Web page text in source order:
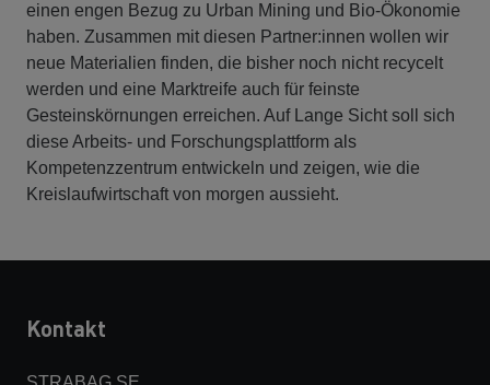
einen engen Bezug zu Urban Mining und Bio-Ökonomie
haben. Zusammen mit diesen Partner:innen wollen wir
neue Materialien finden, die bisher noch nicht recycelt
werden und eine Marktreife auch für feinste
Gesteinskörnungen erreichen. Auf Lange Sicht soll sich
diese Arbeits- und Forschungsplattform als
Kompetenzzentrum entwickeln und zeigen, wie die
Kreislaufwirtschaft von morgen aussieht.
Kontakt